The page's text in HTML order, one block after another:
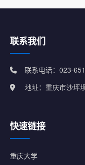
联系我们
联系电话：023-
地址：重庆市沙坪
快速链接
重庆大学